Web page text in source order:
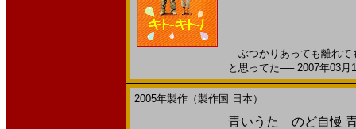
ぶつかりあっても離れて
と思ってた── 2007年03
2005年製作（製作国 日本）
青いうた のど自慢